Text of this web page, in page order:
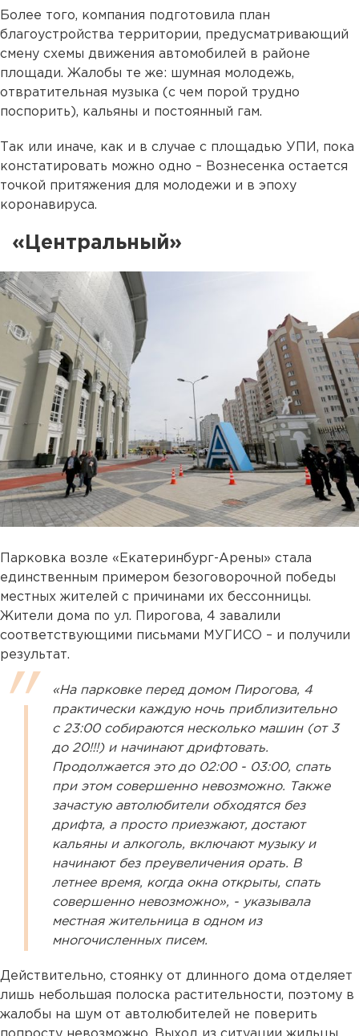
Более того, компания подготовила план
благоустройства территории, предусматривающий
смену схемы движения автомобилей в районе
площади. Жалобы те же: шумная молодежь,
отвратительная музыка (с чем порой трудно
поспорить), кальяны и постоянный гам.
Так или иначе, как и в случае с площадью УПИ, пока
констатировать можно одно – Вознесенка остается
точкой притяжения для молодежи и в эпоху
коронавируса.
«Центральный»
Парковка возле «Екатеринбург-Арены» стала
единственным примером безоговорочной победы
местных жителей с причинами их бессонницы.
Жители дома по ул. Пирогова, 4 завалили
соответствующими письмами МУГИСО – и получили
результат.
«На парковке перед домом Пирогова, 4
практически каждую ночь приблизительно
с 23:00 собираются несколько машин (от 3
до 20!!!) и начинают дрифтовать.
Продолжается это до 02:00 - 03:00, спать
при этом совершенно невозможно. Также
зачастую автолюбители обходятся без
дрифта, а просто приезжают, достают
кальяны и алкоголь, включают музыку и
начинают без преувеличения орать. В
летнее время, когда окна открыты, спать
совершенно невозможно», - указывала
местная жительница в одном из
многочисленных писем.
Действительно, стоянку от длинного дома отделяет
лишь небольшая полоска растительности, поэтому в
жалобы на шум от автолюбителей не поверить